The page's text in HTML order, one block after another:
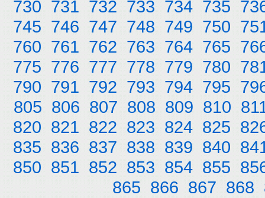
730 731 732 733 734 735
745 746 747 748 749 750
760 761 762 763 764 765
775 776 777 778 779 780
790 791 792 793 794 795
805 806 807 808 809 810
820 821 822 823 824 825
835 836 837 838 839 840
850 851 852 853 854 855
865 866 867 868